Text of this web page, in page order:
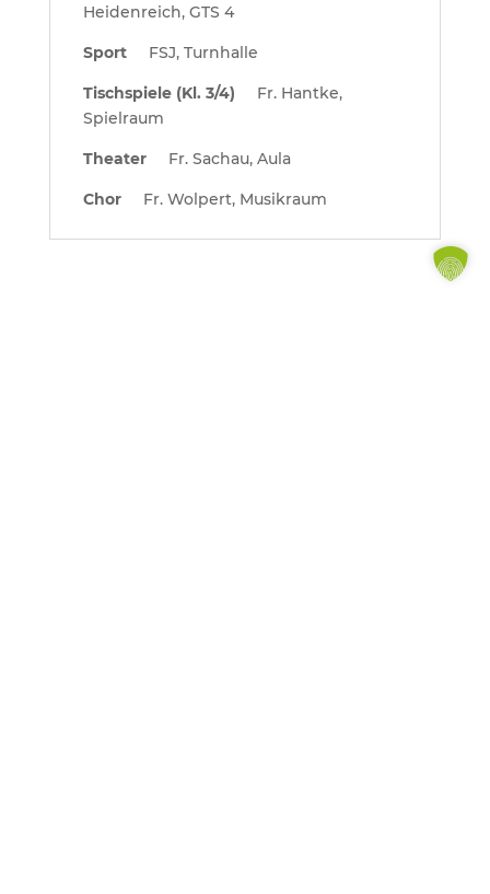
Heidenreich, GTS 4
Sport FSJ, Turnhalle
Tischspiele (Kl. 3/4) Fr. Hantke,
Spielraum
Theater Fr. Sachau, Aula
Chor Fr. Wolpert, Musikraum